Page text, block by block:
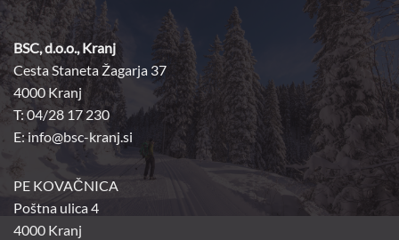
BSC, d.o.o., Kranj
Cesta Staneta Žagarja 37
4000 Kranj
T: 04/28 17 230
E:info@bsc-kranj.si
PE KOVAČNICA
Poštna ulica 4
4000 Kranj